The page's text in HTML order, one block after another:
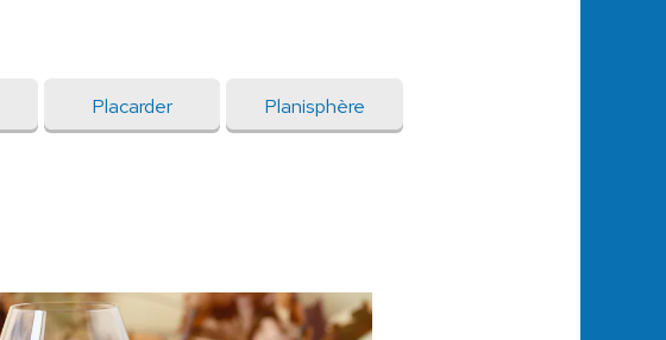
Placarder Planisphère